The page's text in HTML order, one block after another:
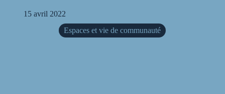
15 avril 2022
Espaces et vie de communauté